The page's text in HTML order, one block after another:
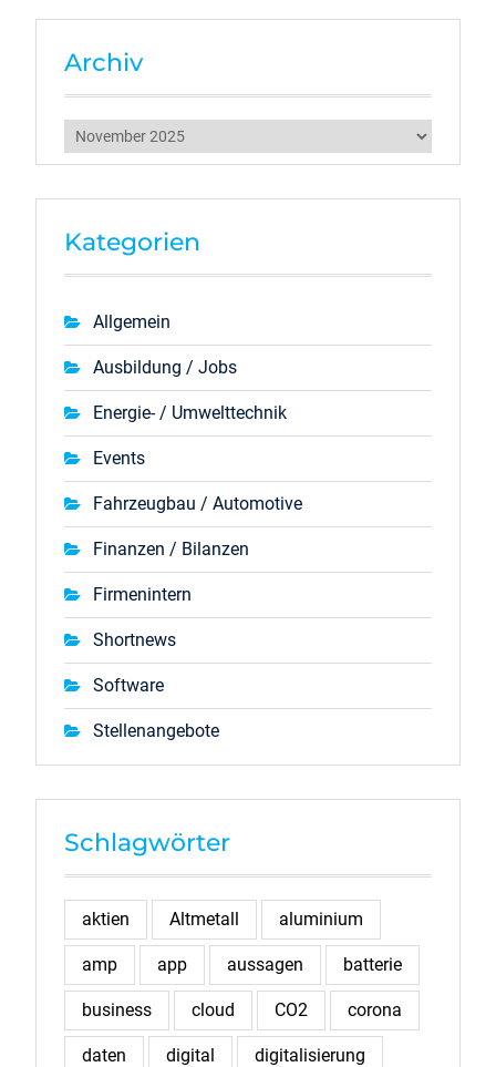
Archiv
Archiv
Kategorien
Allgemein
Ausbildung / Jobs
Energie- / Umwelttechnik
Events
Fahrzeugbau / Automotive
Finanzen / Bilanzen
Firmenintern
Shortnews
Software
Stellenangebote
Schlagwörter
aktien Altmetall aluminium
amp app aussagen batterie
business cloud CO2 corona
daten digital digitalisierung